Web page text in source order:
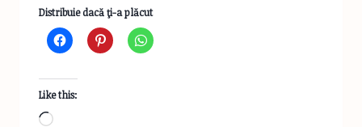
Distribuie dacă ţi-a plăcut
Like this:
Loading…